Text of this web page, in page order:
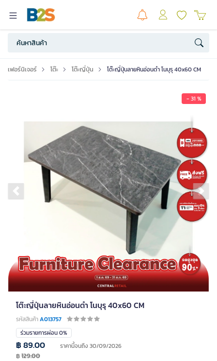
เฟอร์นิเจอร์ โต๊ะ โต๊ะญี่ปุ่น โต๊ะญี่ปุ่นลายหินอ่อนดำ โนบุรุ 40x60 CM
- 31 %
Previous slide
โต๊ะญี่ปุ่นลายหินอ่อนดำ โนบุรุ 40x60 CM
รหัสสินค้าA013757
ร่วมรายการผ่อน 0%
฿ 89.00 ราคานี้จนถึง 30/09/2026
฿129.00